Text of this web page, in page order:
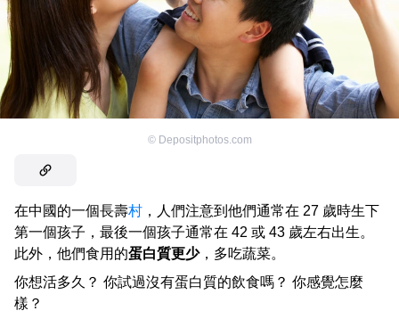
© Depositphotos.com
在中國的一個長壽村 ，人們注意到他們通常在 27 歲時生下
第一個孩子，最後一個孩子通常在 42 或 43 歲左右出生。
此外，他們食用的蛋白質更少，多吃蔬菜。
你想活多久？ 你試過沒有蛋白質的飲食嗎？ 你感覺怎麼
樣？